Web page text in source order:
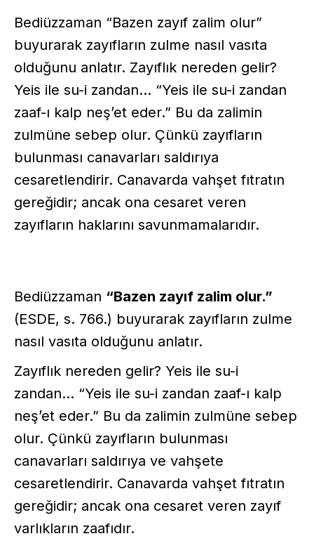
Bediüzzaman “Bazen zayıf zalim olur”
buyurarak zayıfların zulme nasıl vasıta
olduğunu anlatır. Zayıflık nereden gelir?
Yeis ile su-i zandan... “Yeis ile su-i zandan
zaaf-ı kalp neş’et eder.” Bu da zalimin
zulmüne sebep olur. Çünkü zayıfların
bulunması canavarları saldırıya
cesaretlendirir. Canavarda vahşet fıtratın
gereğidir; ancak ona cesaret veren
zayıfların haklarını savunmamalarıdır.
Bediüzzaman “Bazen zayıf zalim olur.”
(ESDE, s. 766.) buyurarak zayıfların zulme
nasıl vasıta olduğunu anlatır.
Zayıflık nereden gelir? Yeis ile su-i
zandan... “Yeis ile su-i zandan zaaf-ı kalp
neş’et eder.” Bu da zalimin zulmüne sebep
olur. Çünkü zayıfların bulunması
canavarları saldırıya ve vahşete
cesaretlendirir. Canavarda vahşet fıtratın
gereğidir; ancak ona cesaret veren zayıf
varlıkların zaafıdır.